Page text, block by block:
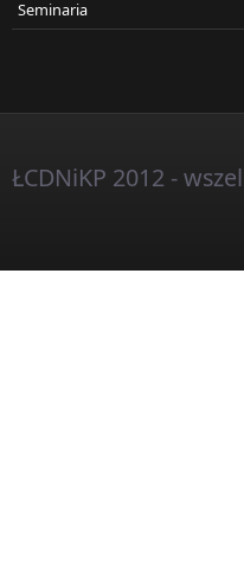
Seminaria
ŁCDNiKP 2012 -